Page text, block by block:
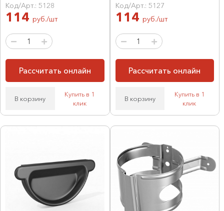
Код/Арт.: 5128
114 руб./шт
Рассчитать онлайн
В корзину
Купить в 1
клик
Код/Арт.: 5127
114 руб./шт
Рассчитать онлайн
В корзину
Купить в 1
клик